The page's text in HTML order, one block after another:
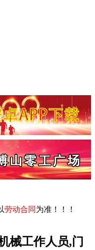
劳动合同 为准！！！
械工作人员,门